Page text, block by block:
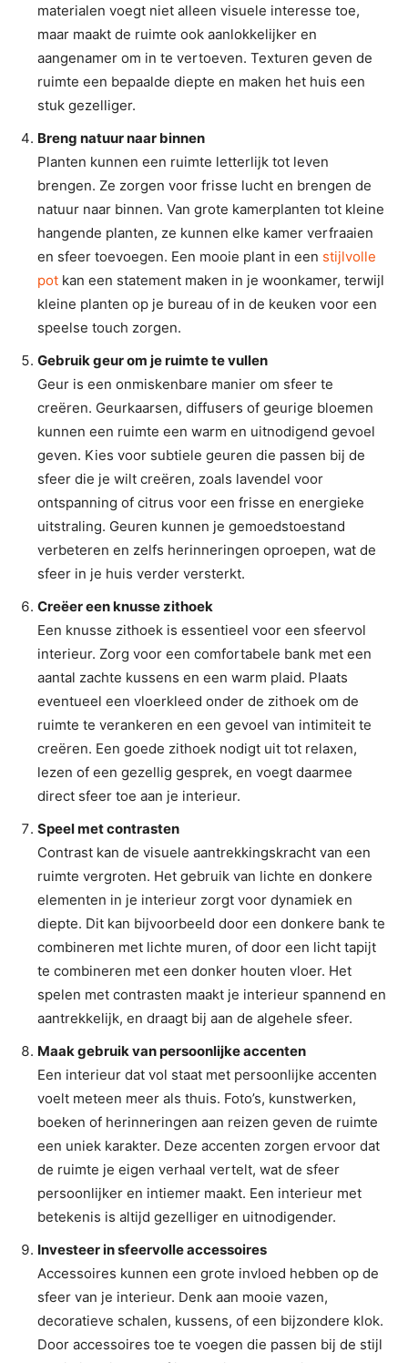
materialen voegt niet alleen visuele interesse toe,
maar maakt de ruimte ook aanlokkelijker en
aangenamer om in te vertoeven. Texturen geven de
ruimte een bepaalde diepte en maken het huis een
stuk gezelliger.
Breng natuur naar binnen
Planten kunnen een ruimte letterlijk tot leven
brengen. Ze zorgen voor frisse lucht en brengen de
natuur naar binnen. Van grote kamerplanten tot kleine
hangende planten, ze kunnen elke kamer verfraaien
en sfeer toevoegen. Een mooie plant in een stijlvolle
pot kan een statement maken in je woonkamer, terwijl
kleine planten op je bureau of in de keuken voor een
speelse touch zorgen.
Gebruik geur om je ruimte te vullen
Geur is een onmiskenbare manier om sfeer te
creëren. Geurkaarsen, diffusers of geurige bloemen
kunnen een ruimte een warm en uitnodigend gevoel
geven. Kies voor subtiele geuren die passen bij de
sfeer die je wilt creëren, zoals lavendel voor
ontspanning of citrus voor een frisse en energieke
uitstraling. Geuren kunnen je gemoedstoestand
verbeteren en zelfs herinneringen oproepen, wat de
sfeer in je huis verder versterkt.
Creëer een knusse zithoek
Een knusse zithoek is essentieel voor een sfeervol
interieur. Zorg voor een comfortabele bank met een
aantal zachte kussens en een warm plaid. Plaats
eventueel een vloerkleed onder de zithoek om de
ruimte te verankeren en een gevoel van intimiteit te
creëren. Een goede zithoek nodigt uit tot relaxen,
lezen of een gezellig gesprek, en voegt daarmee
direct sfeer toe aan je interieur.
Speel met contrasten
Contrast kan de visuele aantrekkingskracht van een
ruimte vergroten. Het gebruik van lichte en donkere
elementen in je interieur zorgt voor dynamiek en
diepte. Dit kan bijvoorbeeld door een donkere bank te
combineren met lichte muren, of door een licht tapijt
te combineren met een donker houten vloer. Het
spelen met contrasten maakt je interieur spannend en
aantrekkelijk, en draagt bij aan de algehele sfeer.
Maak gebruik van persoonlijke accenten
Een interieur dat vol staat met persoonlijke accenten
voelt meteen meer als thuis. Foto’s, kunstwerken,
boeken of herinneringen aan reizen geven de ruimte
een uniek karakter. Deze accenten zorgen ervoor dat
de ruimte je eigen verhaal vertelt, wat de sfeer
persoonlijker en intiemer maakt. Een interieur met
betekenis is altijd gezelliger en uitnodigender.
Investeer in sfeervolle accessoires
Accessoires kunnen een grote invloed hebben op de
sfeer van je interieur. Denk aan mooie vazen,
decoratieve schalen, kussens, of een bijzondere klok.
Door accessoires toe te voegen die passen bij de stijl